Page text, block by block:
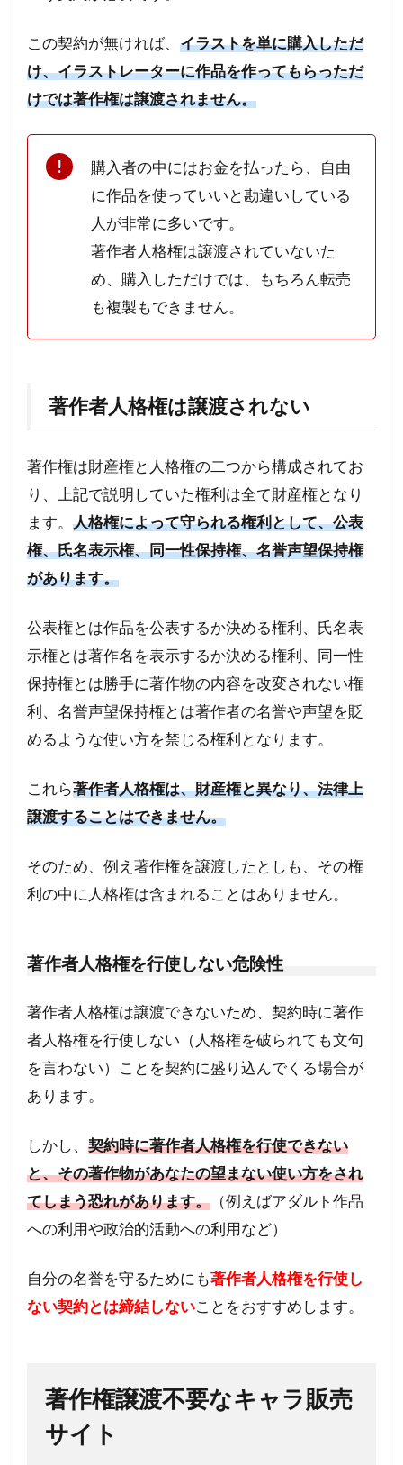
この契約が無ければ、 イラストを単に購入しただ
け、イラストレーターに作品を作ってもらっただ
けでは著作権は譲渡されません。
購入者の中にはお金を払ったら、自由
に作品を使っていいと勘違いしている
人が非常に多いです。
著作者人格権は譲渡されていないた
め、購入しただけでは、もちろん転売
も複製もできません。
著作者人格権は譲渡されない
著作権は財産権と人格権の二つから構成されてお
り、上記で説明していた権利は全て財産権となり
ます。 人格権によって守られる権利として、公表
権、氏名表示権、同一性保持権、名誉声望保持権
があります。
公表権とは作品を公表するか決める権利、氏名表
示権とは著作名を表示するか決める権利、同一性
保持権とは勝手に著作物の内容を改変されない権
利、名誉声望保持権とは著作者の名誉や声望を貶
めるような使い方を禁じる権利となります。
これら著作者人格権は、財産権と異なり、法律上
譲渡することはできません。
そのため、例え著作権を譲渡したとしも、その権
利の中に人格権は含まれることはありません。
著作者人格権を行使しない危険性
著作者人格権は譲渡できないため、契約時に著作
者人格権を行使しない（人格権を破られても文句
を言わない）ことを契約に盛り込んでくる場合が
あります。
しかし、 契約時に著作者人格権を行使できない
と、その著作物があなたの望まない使い方をされ
てしまう恐れがあります。 （例えばアダルト作品
への利用や政治的活動への利用など）
自分の名誉を守るためにも著作者人格権を行使し
ない契約とは締結しないことをおすすめします。
著作権譲渡不要なキャラ販売
サイト